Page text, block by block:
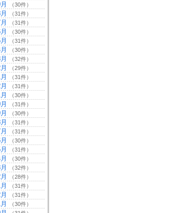
（30件）
（31件）
（31件）
（30件）
（31件）
（30件）
（32件）
（29件）
（31件）
（31件）
（30件）
（31件）
（30件）
（31件）
（31件）
（30件）
（31件）
（30件）
（32件）
（28件）
（31件）
（31件）
（30件）